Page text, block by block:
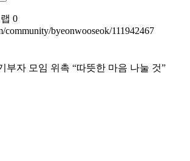
0
community/byeonwooseok/111942467